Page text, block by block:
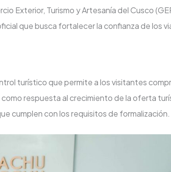
Exterior, Turismo y Artesanía del Cusco
que busca fortalecer la confianza de los
turístico que permite a los visitantes
respuesta al crecimiento de la oferta
cumplen con los requisitos de formalización.